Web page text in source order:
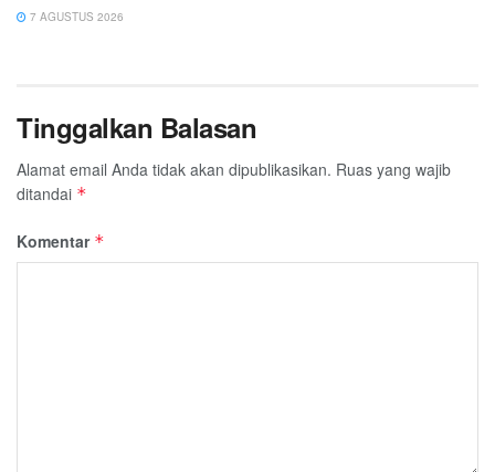
7 AGUSTUS 2026
Tinggalkan Balasan
Alamat email Anda tidak akan dipublikasikan. Ruas yang wajib
ditandai *
Komentar *